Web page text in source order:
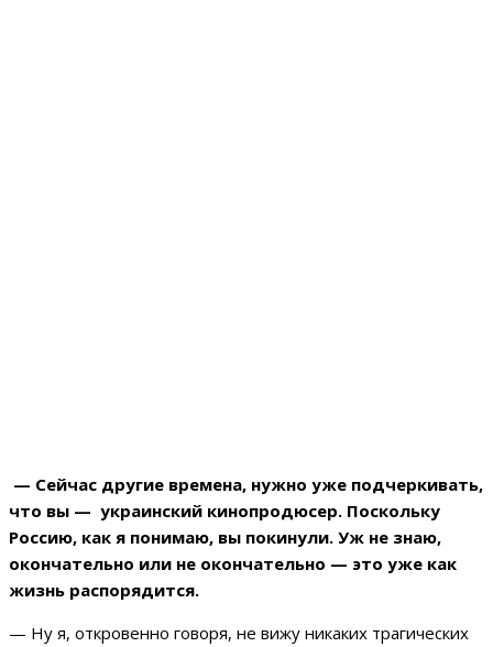
— Сейчас другие времена, нужно уже подчеркивать,
что вы — украинский кинопродюсер. Поскольку
Россию, как я понимаю, вы покинули. Уж не знаю,
окончательно или не окончательно — это уже как
жизнь распорядится.
— Ну я, откровенно говоря, не вижу никаких трагических